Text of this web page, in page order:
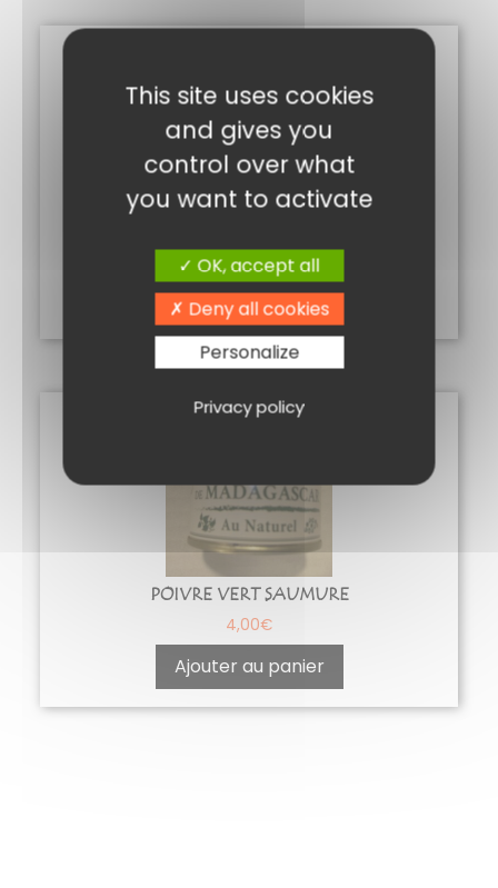
8,80€
Ajouter au panier
POIVRE VERT SAUMURE
4,00€
Ajouter au panier
This site uses cookies
and gives you
control over what
you want to activate
OK, accept all
Deny all cookies
Personalize
Privacy policy